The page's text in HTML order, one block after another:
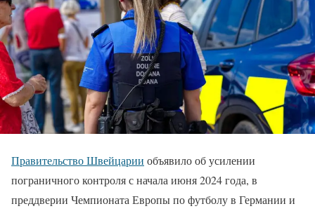
Правительство Швейцарии объявило об усилении
пограничного контроля с начала июня 2024 года, в
преддверии Чемпионата Европы по футболу в Германии и